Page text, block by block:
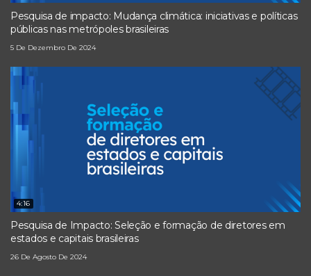
Pesquisa de impacto: Mudança climática: iniciativas e políticas
públicas nas metrópoles brasileiras
5 De Dezembro De 2024
4:16
Pesquisa de Impacto: Seleção e formação de diretores em
estados e capitais brasileiras
26 De Agosto De 2024